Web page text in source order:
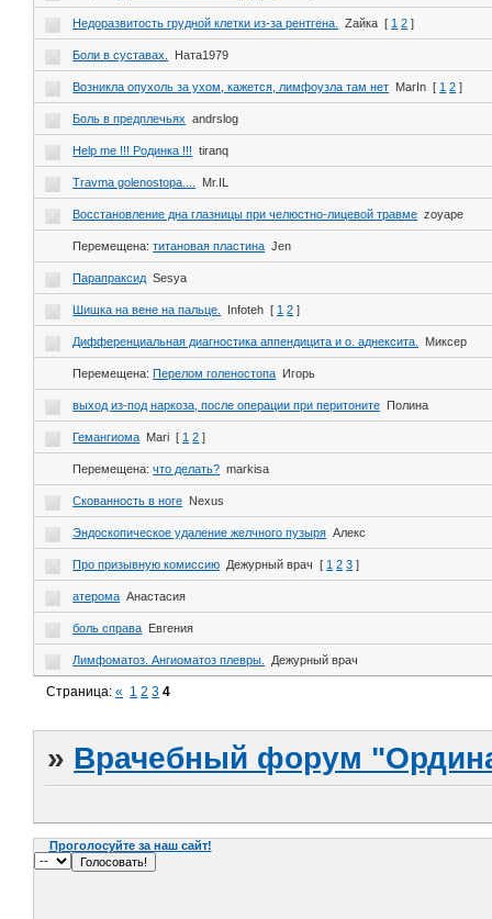
Недоразвитость грудной клетки из-за рентгена. Zайка [ 1 2 ]
Боли в суставах. Ната1979
Возникла опухоль за ухом, кажется, лимфоузла там нет MarIn [ 1 2 ]
Боль в предплечьях andrslog
Help me !!! Родинка !!! tiranq
Travma golenostopa.... Mr.IL
Восстановление дна глазницы при челюстно-лицевой травме zoyape
Перемещена: титановая пластина Jen
Парапраксид Sesya
Шишка на вене на пальце. Infoteh [ 1 2 ]
Дифференциальная диагностика аппендицита и о. аднексита. Миксер
Перемещена: Перелом голеностопа Игорь
выход из-под наркоза, после операции при перитоните Полина
Гемангиома Mari [ 1 2 ]
Перемещена: что делать? markisa
Скованность в ноге Nexus
Эндоскопическое удаление желчного пузыря Алекс
Про призывную комиссию Дежурный врач [ 1 2 3 ]
атерома Анастасия
боль справа Евгения
Лимфоматоз. Ангиоматоз плевры. Дежурный врач
Страница:« 1 2 3 4
» Врачебный форум
Проголосуйте за наш сайт!